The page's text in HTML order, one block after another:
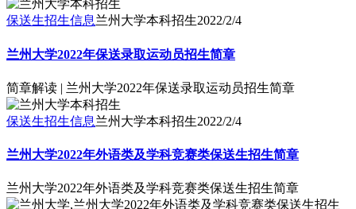
保送生招生信息兰州大学本科招生2022/2/4
兰州大学2022年保送录取运动员招生简章
简章解读 | 兰州大学2022年保送录取运动员招生简章
保送生招生信息兰州大学本科招生2022/2/4
兰州大学2022年外语类及学科竞赛类保送生招生简章
兰州大学2022年外语类及学科竞赛类保送生招生简章